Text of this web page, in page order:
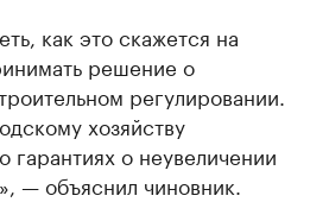
как это скажется на
решение о
регулировании.
хозяйству
гарантиях о неувеличении
— объяснил чиновник.